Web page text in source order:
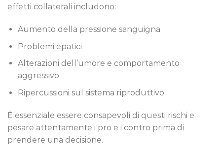
effetti collaterali includono:
Aumento della pressione sanguigna
Problemi epatici
Alterazioni dell’umore e comportamento
aggressivo
Ripercussioni sul sistema riproduttivo
È essenziale essere consapevoli di questi rischi e
pesare attentamente i pro e i contro prima di
prendere una decisione.